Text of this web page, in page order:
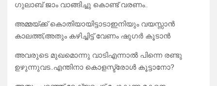
ഗുലാബ് ജാം വാങ്ങിച്ചു കൊണ്ട് വരണം..
അമ്മയ്ക്ക് കൊതിയായിട്ടാടാഇനിയും വയസ്സാൻ
കാലത്ത്,അതും കഴിച്ചിട്ട് വേണം ഷുഗർ കൂടാൻ
അവരുടെ മുഖമൊന്നു വാടിഎന്നാൽ പിന്നെ രണ്ടു
ഉഴുന്നുവട..എന്തിനാ കൊളസ്ട്രോൾ കൂട്ടാനോ?